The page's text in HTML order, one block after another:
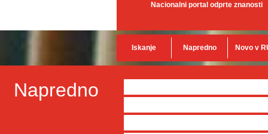
Nacionalni portal odprte znanosti
Iskanje Napredno Novo v
Napredno